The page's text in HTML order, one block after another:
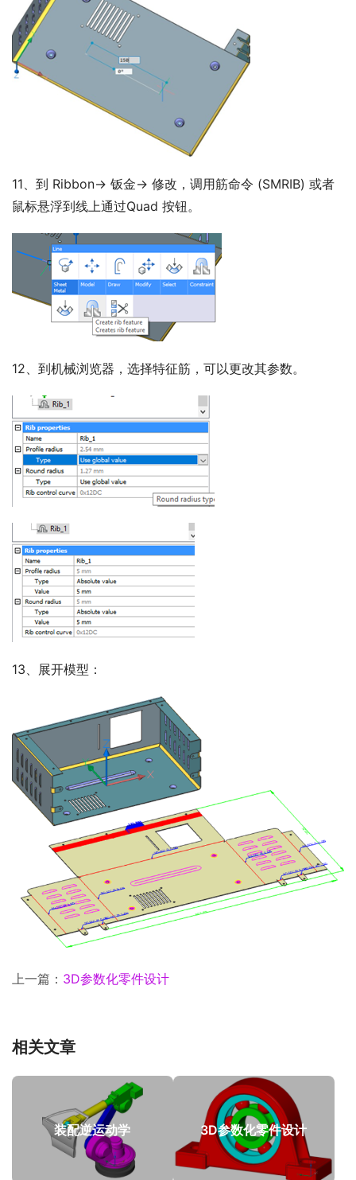
11、到 Ribbon-> 钣金-> 修改，调用筋命令 (SMRIB) 或者
鼠标悬浮到线上通过Quad 按钮。
12、到机械浏览器，选择特征筋，可以更改其参数。
13、展开模型：
上一篇： 3D参数化零件设计
相关文章
装配逆运动学 3D参数化零件设计